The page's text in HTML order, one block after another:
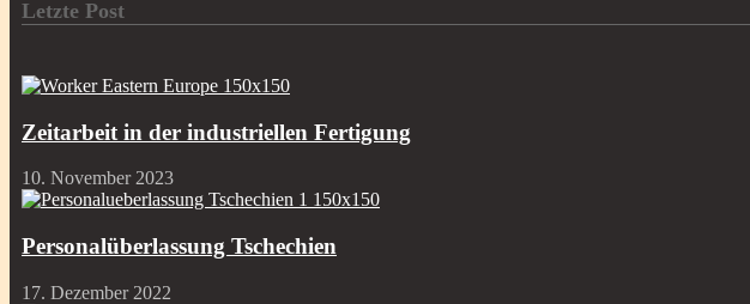
Letzte Post
Zeitarbeit in der industriellen Fertigung
10. November 2023
Personalüberlassung Tschechien
17. Dezember 2022